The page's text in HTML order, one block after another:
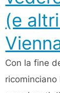
(e
Con la fine